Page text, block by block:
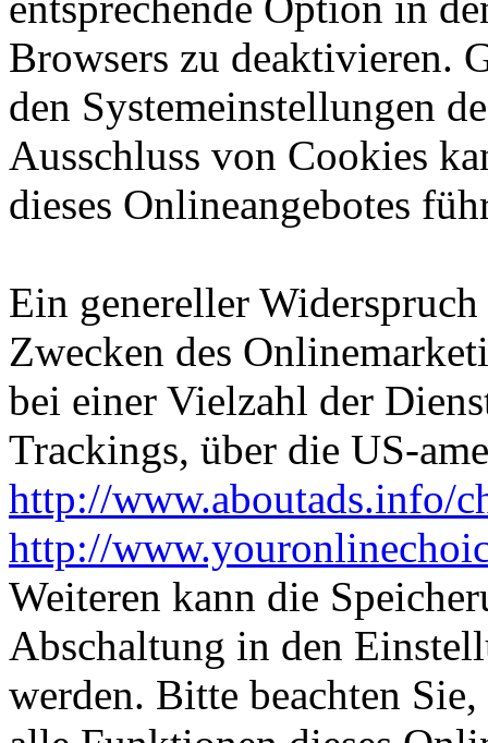
Browsers zu deaktivieren.
den Systemeinstellungen
Ausschluss von Cookies
dieses Onlineangebotes
Ein genereller
Zwecken des
bei einer Vielzahl der
Trackings, über die US-
http://www.aboutads.info/
http://
Weiteren kann die
Abschaltung in den
werden. Bitte beachten